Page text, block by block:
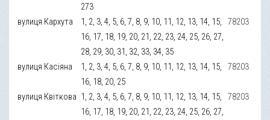
273
вулиця Кархута
1, 2, 3, 4, 5, 6, 7, 8, 9, 10, 11, 12, 13, 14, 15,
16, 17, 18, 19, 20, 21, 22, 23, 24, 25, 26, 27,
28, 29, 30, 31, 32, 33, 34, 35
78203
вулиця Касіяна
1, 2, 3, 4, 5, 6, 7, 8, 9, 10, 11, 12, 13, 14, 15,
16, 18, 20, 25
78203
вулиця Квіткова 1, 2, 3, 4, 5, 6, 7, 8, 9, 10, 11, 12, 13, 14, 15,
16, 17, 18, 19, 20, 21, 22, 23, 24, 25, 26, 27,
78203